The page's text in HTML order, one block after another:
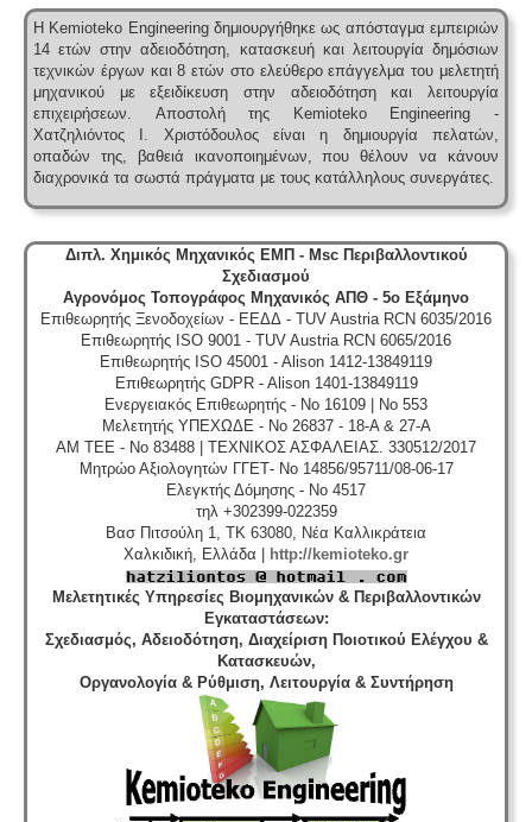
Η Kemioteko Engineering δημιουργήθηκε ως απόσταγμα εμπειριών
14 ετών στην αδειοδότηση, κατασκευή και λειτουργία δημόσιων
τεχνικών έργων και 8 ετών στο ελεύθερο επάγγελμα του μελετητή
μηχανικού με εξειδίκευση στην αδειοδότηση και λειτουργία
επιχειρήσεων. Αποστολή της Kemioteko Engineering -
Χατζηλιόντος Ι. Χριστόδουλος είναι η δημιουργία πελατών,
οπαδών της, βαθειά ικανοποιημένων, που θέλουν να κάνουν
διαχρονικά τα σωστά πράγματα με τους κατάλληλους συνεργάτες.
Διπλ. Χημικός Μηχανικός ΕΜΠ - Msc Περιβαλλοντικού
Σχεδιασμού
Αγρονόμος Τοπογράφος Μηχανικός ΑΠΘ - 5ο Εξάμηνο
Επιθεωρητής Ξενοδοχείων - ΕΕΔΔ - TUV Austria RCN 6035/2016
Επιθεωρητής ISO 9001 - TUV Austria RCN 6065/2016
Επιθεωρητής ISO 45001 - Alison 1412-13849119
Επιθεωρητής GDPR - Alison 1401-13849119
Ενεργειακός Επιθεωρητής - No 16109 | No 553
Μελετητής ΥΠΕΧΩΔΕ - No 26837 - 18-A & 27-A
ΑΜ ΤΕΕ - No 83488 | ΤΕΧΝΙΚΟΣ ΑΣΦΑΛΕΙΑΣ. 330512/2017
Μητρώο Αξιολογητών ΓΓΕΤ- No 14856/95711/08-06-17
Ελεγκτής Δόμησης - No 4517
τηλ +302399-022359
Βασ Πιτσούλη 1, TK 63080, Νέα Καλλικράτεια
Χαλκιδική, Ελλάδα |
http://kemioteko.gr
Μελετητικές Υπηρεσίες Βιομηχανικών & Περιβαλλοντικών
Εγκαταστάσεων:
Σχεδιασμός, Αδειοδότηση, Διαχείριση Ποιοτικού Ελέγχου &
Κατασκευών,
Οργανολογία & Ρύθμιση, Λειτουργία & Συντήρηση